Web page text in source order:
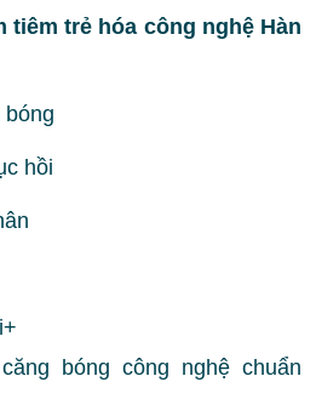
tiêm trẻ hóa công nghệ Hàn
bóng
hồi